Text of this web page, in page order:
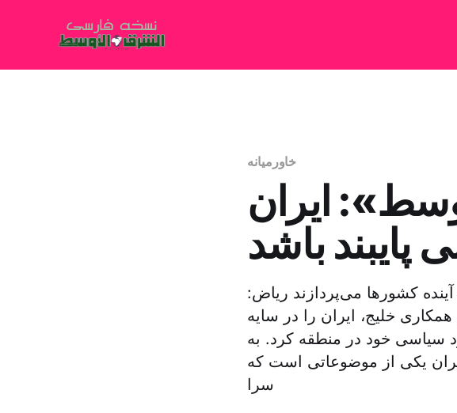
خاورمیانه
ایران
پایبند باشد
کشورها می‌پردازند ریاض:
خلیج، ایران را در سایه
سیاسی خود در منطقه کرد. به
یکی از موضوعاتی است که
سرا